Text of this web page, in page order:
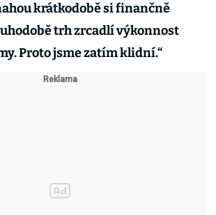
krátkodobě si finančně
trh zrcadlí výkonnost
Proto jsme zatím klidní.“